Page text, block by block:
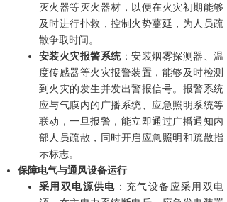
灭火器等灭火器材，以便在火灾初期能够
及时进行扑救，控制火势蔓延，为人员疏
散争取时间。
安装火灾报警系统：安装烟雾探测器、温
度传感器等火灾报警装置，能够及时检测
到火灾的发生并发出警报信号。报警系统
应与气膜内的广播系统、应急照明系统等
联动，一旦报警，能立即通过广播通知内
部人员疏散，同时开启应急照明和疏散指
示标志。
保障电气与通风设备运行
采用双电源供电 ：充气设备应采用双电